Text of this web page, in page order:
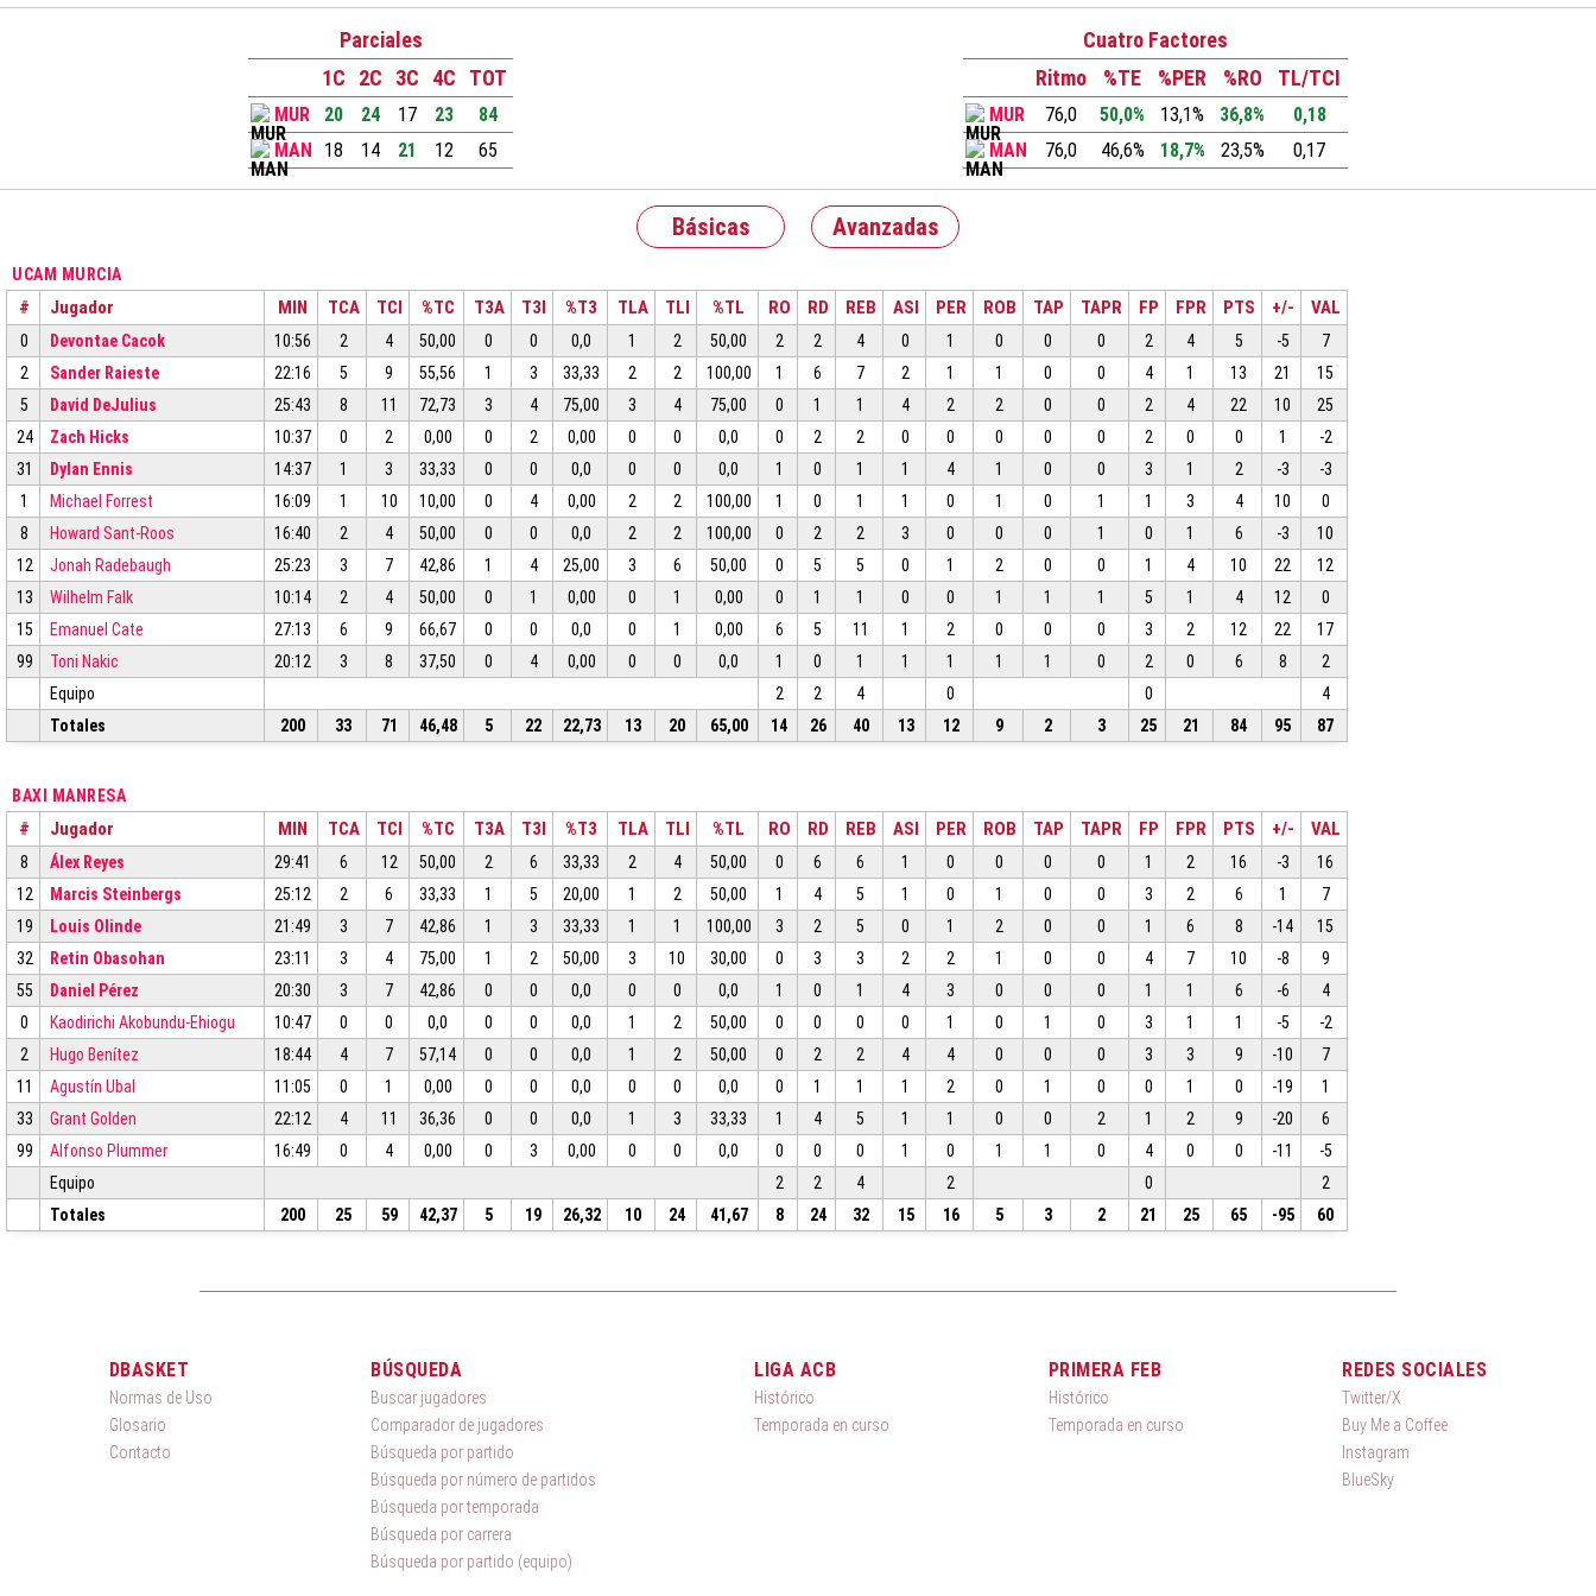
Parciales
1C
2C 3C 4C TOT
MUR 20 24 17 23
84
MAN
18 14 21 12 65
Cuatro Factores
Ritmo
%TE %PER %RO TL/TCI
MUR 76,0 50,0% 13,1% 36,8%
0,18
MAN
76,0 46,6% 18,7% 23,5% 0,17
Básicas Avanzadas
UCAM MURCIA
# Jugador MIN TCA TCI %TC T3A T3I %T3 TLA TLI %TL RO RD REB ASI PER ROB TAP TAPR FP FPR PTS +/- VAL
0 Devontae Cacok 10:56 2 4 50,00 0 0 0,0 1 2 50,00 2 2 4 0 1 0 0 0 2 4 5 -5
7
2
Sander Raieste 22:16 5 9 55,56 1 3 33,33 2 2 100,00 1 6 7 2 1 1 0 0 4 1 13 21
15
5
David DeJulius 25:43 8 11 72,73 3 4 75,00 3 4 75,00 0 1 1 4 2 2 0 0 2 4 22 10
25
24
Zach Hicks 10:37 0 2 0,00 0 2 0,00 0 0 0,0 0 2 2 0 0 0 0 0 2 0 0 1
-2
31
Dylan Ennis 14:37 1 3 33,33 0 0 0,0 0 0 0,0 1 0 1 1 4 1 0 0 3 1 2 -3
-3
1
Michael Forrest 16:09 1 10 10,00 0 4 0,00 2 2 100,00 1 0 1 1 0 1 0 1 1 3 4 10
0
8
Howard Sant-Roos 16:40 2 4 50,00 0 0 0,0 2 2 100,00 0 2 2 3 0 0 0 1 0 1 6 -3
10
12
Jonah Radebaugh 25:23 3 7 42,86 1 4 25,00 3 6 50,00 0 5 5 0 1 2 0 0 1 4 10 22
12
13
Wilhelm Falk 10:14 2 4 50,00 0 1 0,00 0 1 0,00 0 1 1 0 0 1 1 1 5 1 4 12
0
15
Emanuel Cate 27:13 6 9 66,67 0 0 0,0 0 1 0,00 6 5 11 1 2 0 0 0 3 2 12 22
17
99
Toni Nakic 20:12 3 8 37,50 0 4 0,00 0 0 0,0 1 0 1 1 1 1 1 0 2 0 6 8
2
Equipo
2 2 4 0 0
4
Totales
200 33 71 46,48 5 22 22,73 13 20 65,00 14 26 40 13 12 9 2 3 25 21 84 95 87
BAXI MANRESA
# Jugador MIN TCA TCI %TC T3A T3I %T3 TLA TLI %TL RO RD REB ASI PER ROB TAP TAPR FP FPR PTS +/- VAL
8 Álex Reyes 29:41 6 12 50,00 2 6 33,33 2 4 50,00 0 6 6 1 0 0 0 0 1 2 16 -3
16
12
Marcis Steinbergs 25:12 2 6 33,33 1 5 20,00 1 2 50,00 1 4 5 1 0 1 0 0 3 2 6 1
7
19
Louis Olinde 21:49 3 7 42,86 1 3 33,33 1 1 100,00 3 2 5 0 1 2 0 0 1 6 8 -14
15
32
Retin Obasohan 23:11 3 4 75,00 1 2 50,00 3 10 30,00 0 3 3 2 2 1 0 0 4 7 10 -8
9
55
Daniel Pérez 20:30 3 7 42,86 0 0 0,0 0 0 0,0 1 0 1 4 3 0 0 0 1 1 6 -6
4
0
Kaodirichi Akobundu-Ehiogu 10:47 0 0 0,0 0 0 0,0 1 2 50,00 0 0 0 0 1 0 1 0 3 1 1 -5
-2
2
Hugo Benítez 18:44 4 7 57,14 0 0 0,0 1 2 50,00 0 2 2 4 4 0 0 0 3 3 9 -10
7
11
Agustín Ubal 11:05 0 1 0,00 0 0 0,0 0 0 0,0 0 1 1 1 2 0 1 0 0 1 0 -19
1
33
Grant Golden 22:12 4 11 36,36 0 0 0,0 1 3 33,33 1 4 5 1 1 0 0 2 1 2 9 -20
6
99
Alfonso Plummer 16:49 0 4 0,00 0 3 0,00 0 0 0,0 0 0 0 1 0 1 1 0 4 0 0 -11
-5
Equipo
2 2 4 2 0
2
Totales
200 25 59 42,37 5 19 26,32 10 24 41,67 8 24 32 15 16 5 3 2 21 25 65 -95 60
DBASKET
Normas de Uso
Glosario
Contacto
BÚSQUEDA
Buscar jugadores
Comparador de jugadores
Búsqueda por partido
Búsqueda por número de partidos
Búsqueda por temporada
Búsqueda por carrera
Búsqueda por partido (equipo)
LIGA ACB
Histórico
Temporada en curso
PRIMERA FEB
Histórico
Temporada en curso
REDES SOCIALES
Twitter/X
Buy Me a Coffee
Instagram
BlueSky